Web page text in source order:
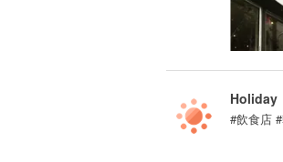
Holiday
#飲食店